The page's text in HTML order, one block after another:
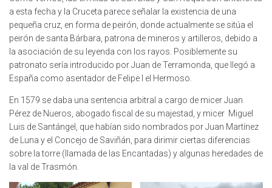
a esta fecha y la Cruceta parece señalar la existencia de una
pequeña cruz, en forma de peirón, donde actualmente se sitúa el
peirón de santa Bárbara, patrona de mineros y artilleros, debido a
la asociación de su leyenda con los rayos. Posiblemente su
patronato sería introducido por Juan de Terramonda, que llegó a
España como asentador de Felipe I el Hermoso.
En 1579 se daba una sentencia arbitral a cargo de micer Juan
Pérez de Nueros, abogado fiscal de su majestad, y micer Miguel
Luis de Santángel, que habían sido nombrados por Juan Martínez
de Luna y el Concejo de Saviñán, para dirimir ciertas diferencias
sobre la torre (llamada de las Encantadas) y algunas heredades de
la val de Trasmón.